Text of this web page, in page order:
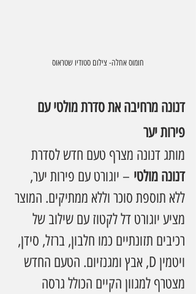
חומוס אחלה- צילום סטודיו שטראוס
דנונה מרחיבה את סדרת מולטי עם
פירות יער
מותג דנונה מצרף טעם חדש לסדרת
דנונה מולטי – יוגורט עם פירות יער,
ללא תוספת סוכר וללא ממתיקים. המוצר
מציע יוגורט דל לקטוז עם שילוב של
רכיבים תזונתיים כמו חלבון, ברזל, סידן,
ויטמין D, אבץ ומגנזיום. הטעם החדש
מצטרף למגוון הקיים הכולל גרסה